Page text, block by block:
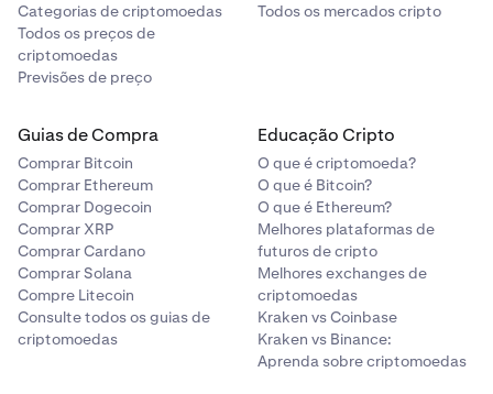
Categorias de criptomoedas
Todos os preços de
criptomoedas
Previsões de preço
Todos os mercados cripto
Guias de Compra
Comprar Bitcoin
Comprar Ethereum
Comprar Dogecoin
Comprar XRP
Comprar Cardano
Comprar Solana
Compre Litecoin
Consulte todos os guias de
criptomoedas
Educação Cripto
O que é criptomoeda?
O que é Bitcoin?
O que é Ethereum?
Melhores plataformas de
futuros de cripto
Melhores exchanges de
criptomoedas
Kraken vs Coinbase
Kraken vs Binance:
Aprenda sobre criptomoedas